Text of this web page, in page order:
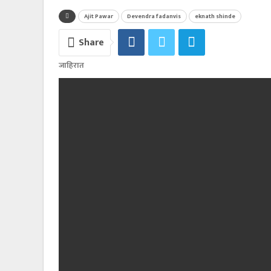
Ajit Pawar Devendra fadanvis eknath shinde
Share
जाहिरात